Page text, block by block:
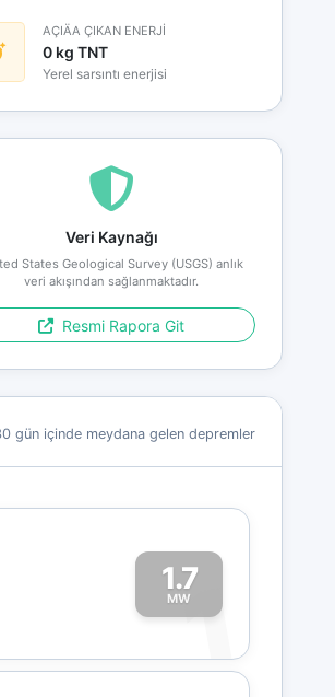
AÇIÄA ÇIKAN ENERJİ
0 kg TNT
Yerel sarsıntı enerjisi
Veri Kaynağı
States Geological Survey (USGS) anlık
veri akışından sağlanmaktadır.
Resmi Rapora Git
gün içinde meydana gelen depremler
1.7
MW
1